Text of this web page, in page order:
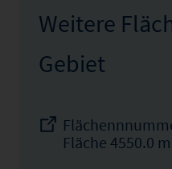
Weitere
Gebiet
Fläche 4550.0